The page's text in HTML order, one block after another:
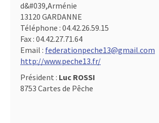
d&#039,Arménie
13120 GARDANNE
Téléphone : 04.42.26.59.15
Fax : 04.42.27.71.64
Email : federationpeche13@gmail.com
http://www.peche13.fr/
Président : Luc ROSSI
8753 Cartes de Pêche